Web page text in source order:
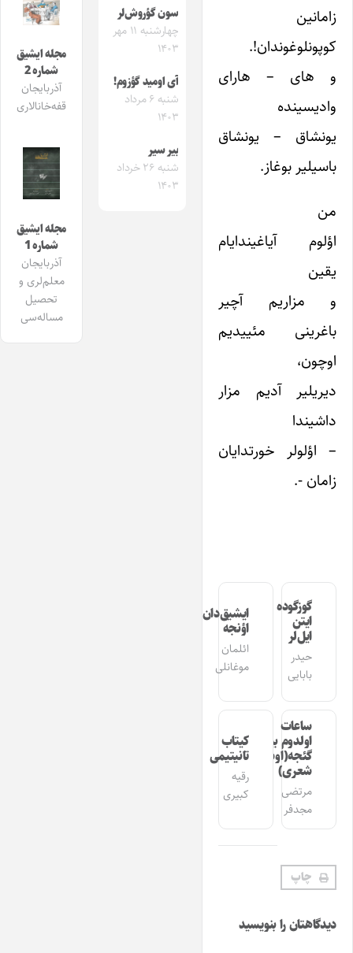
زامانین
کوپونلوغوندان!.
و های – هارای
وادیسینده
یونشاق – یونشاق
باسیلیر بوغاز.
من
اؤلوم آیاغیندایام
یقین
و مزاریم آچیر
باغرینی مئییدیم
اوچون،
دیریلیر آدیم مزار
داشیندا
– اؤلولر خورتدایان
زامان -.
گوزگوده
ایتن
ایل‌لر
حیدر
بابایی
ایشیق‌دان
اؤنجه
ائلمان
موغانلی
ساعات
اولدوم بیر
گئجه(اوشاق
شعری)
مرتضی
مجدفر
کیتاب
تانیتیمی
رقیه
کبیری
چاپ
دیدگاهتان را بنویسید
سون گؤروش‌لر
چهارشنبه ۱۱ مهر
۱۴۰۳
آی اومید گؤزوم!
شنبه ۶ مرداد
۱۴۰۳
بیر سیر
شنبه ۲۶ خرداد
۱۴۰۳
مجله ایشیق
شماره 2
آذربایجان
قفه‌خانالاری
مجله ایشیق
شماره 1
آذربایجان
معلم‌لری و
تحصیل
مساله‌سی